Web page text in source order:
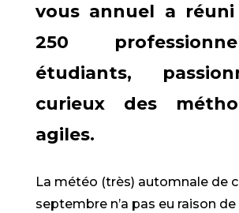
vous annuel a
250
étudiants,
curieux des
agiles.
La météo (très) automnale de
septembre n’a pas eu raison